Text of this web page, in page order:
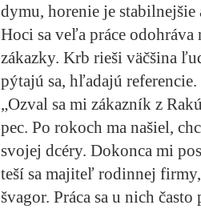
dymu, horenie je
Hoci sa veľa práce odohráva
zákazky. Krb rieši väčšina
pýtajú sa, hľadajú
„Ozval sa mi zákazník z
pec. Po rokoch ma našiel,
svojej dcéry. Dokonca mi
teší sa majiteľ rodinnej
švagor. Práca sa u nich